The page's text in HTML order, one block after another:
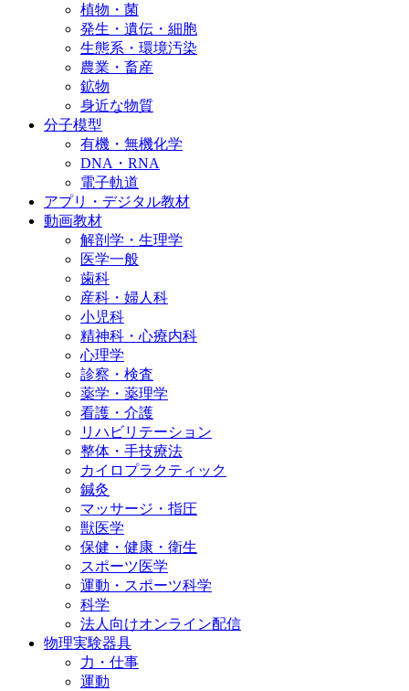
植物・菌
発生・遺伝・細胞
生態系・環境汚染
農業・畜産
鉱物
身近な物質
分子模型
有機・無機化学
DNA・RNA
電子軌道
アプリ・デジタル教材
動画教材
解剖学・生理学
医学一般
歯科
産科・婦人科
小児科
精神科・心療内科
心理学
診察・検査
薬学・薬理学
看護・介護
リハビリテーション
整体・手技療法
カイロプラクティック
鍼灸
マッサージ・指圧
獣医学
保健・健康・衛生
スポーツ医学
運動・スポーツ科学
科学
法人向けオンライン配信
物理実験器具
力・仕事
運動